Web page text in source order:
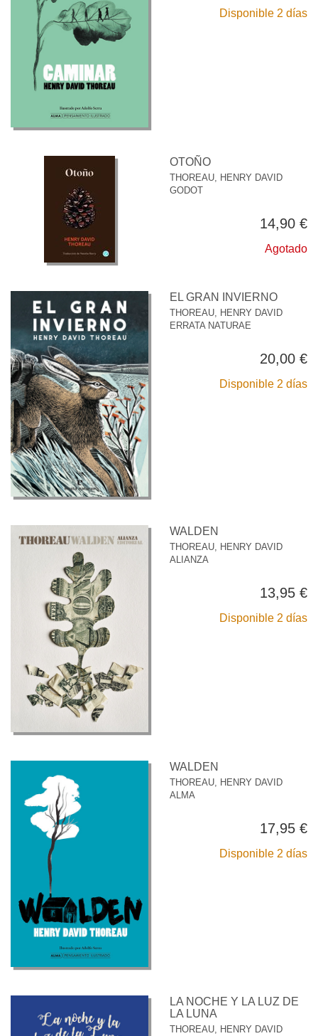
Disponible 2 días
OTOÑO
THOREAU, HENRY DAVID
GODOT
14,90 €
Agotado
EL GRAN INVIERNO
THOREAU, HENRY DAVID
ERRATA NATURAE
20,00 €
Disponible 2 días
WALDEN
THOREAU, HENRY DAVID
ALIANZA
13,95 €
Disponible 2 días
WALDEN
THOREAU, HENRY DAVID
ALMA
17,95 €
Disponible 2 días
LA NOCHE Y LA LUZ DE
LA LUNA
THOREAU, HENRY DAVID